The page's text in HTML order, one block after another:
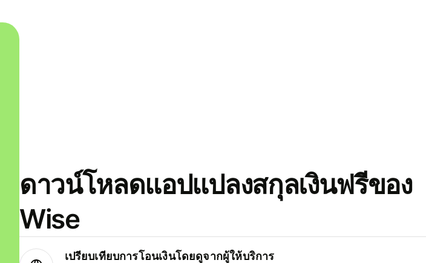
ดาวน์โหลดแอปแปลงสกุลเงินฟรีของ
Wise
เปรียบเทียบการโอนเงินโดยดูจากผู้ให้บริการ